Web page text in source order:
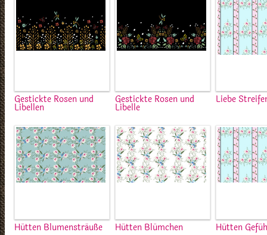
Gestickte Rosen und
Libellen
Gestickte Rosen und
Libelle
Liebe
Hütten Blumensträuße Hütten Blümchen Hütten